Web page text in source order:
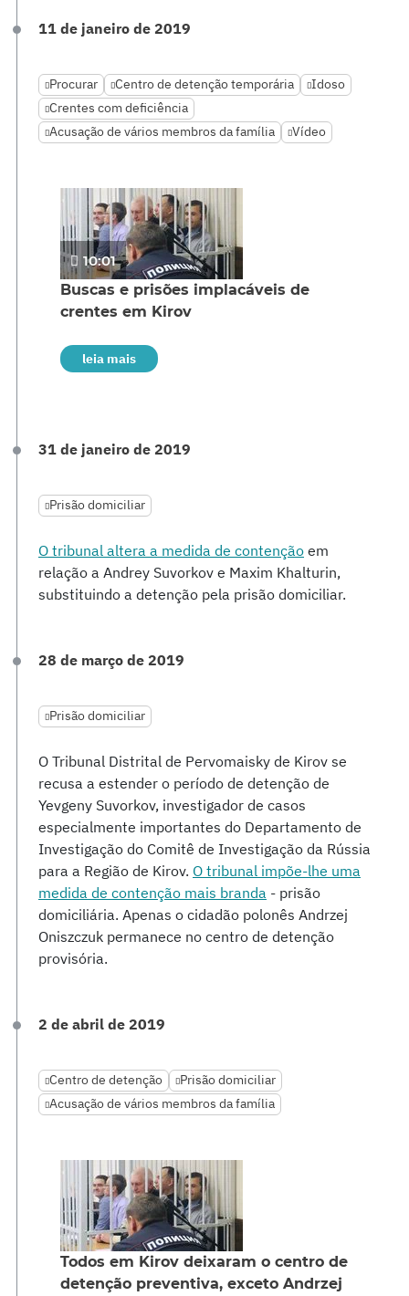
11 de janeiro de 2019
Procurar Centro de detenção temporária
Idoso
Crentes com deficiência
Acusação de vários membros da família
Vídeo
10:01
Buscas e prisões implacáveis de
crentes em Kirov
leia mais
31 de janeiro de 2019
Prisão domiciliar
O tribunal altera a medida de contenção em
relação a Andrey Suvorkov e Maxim Khalturin,
substituindo a detenção pela prisão domiciliar.
28 de março de 2019
Prisão domiciliar
O Tribunal Distrital de Pervomaisky de Kirov se
recusa a estender o período de detenção de
Yevgeny Suvorkov, investigador de casos
especialmente importantes do Departamento de
Investigação do Comitê de Investigação da Rússia
para a Região de Kirov. O tribunal impõe-lhe uma
medida de contenção mais branda - prisão
domiciliária. Apenas o cidadão polonês Andrzej
Oniszczuk permanece no centro de detenção
provisória.
2 de abril de 2019
Centro de detenção
Prisão domiciliar
Acusação de vários membros da família
Todos em Kirov deixaram o centro de
detenção preventiva, exceto Andrzej